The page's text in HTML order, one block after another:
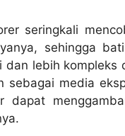
seringkali
sehingga
dan lebih
sebagai media
dapat